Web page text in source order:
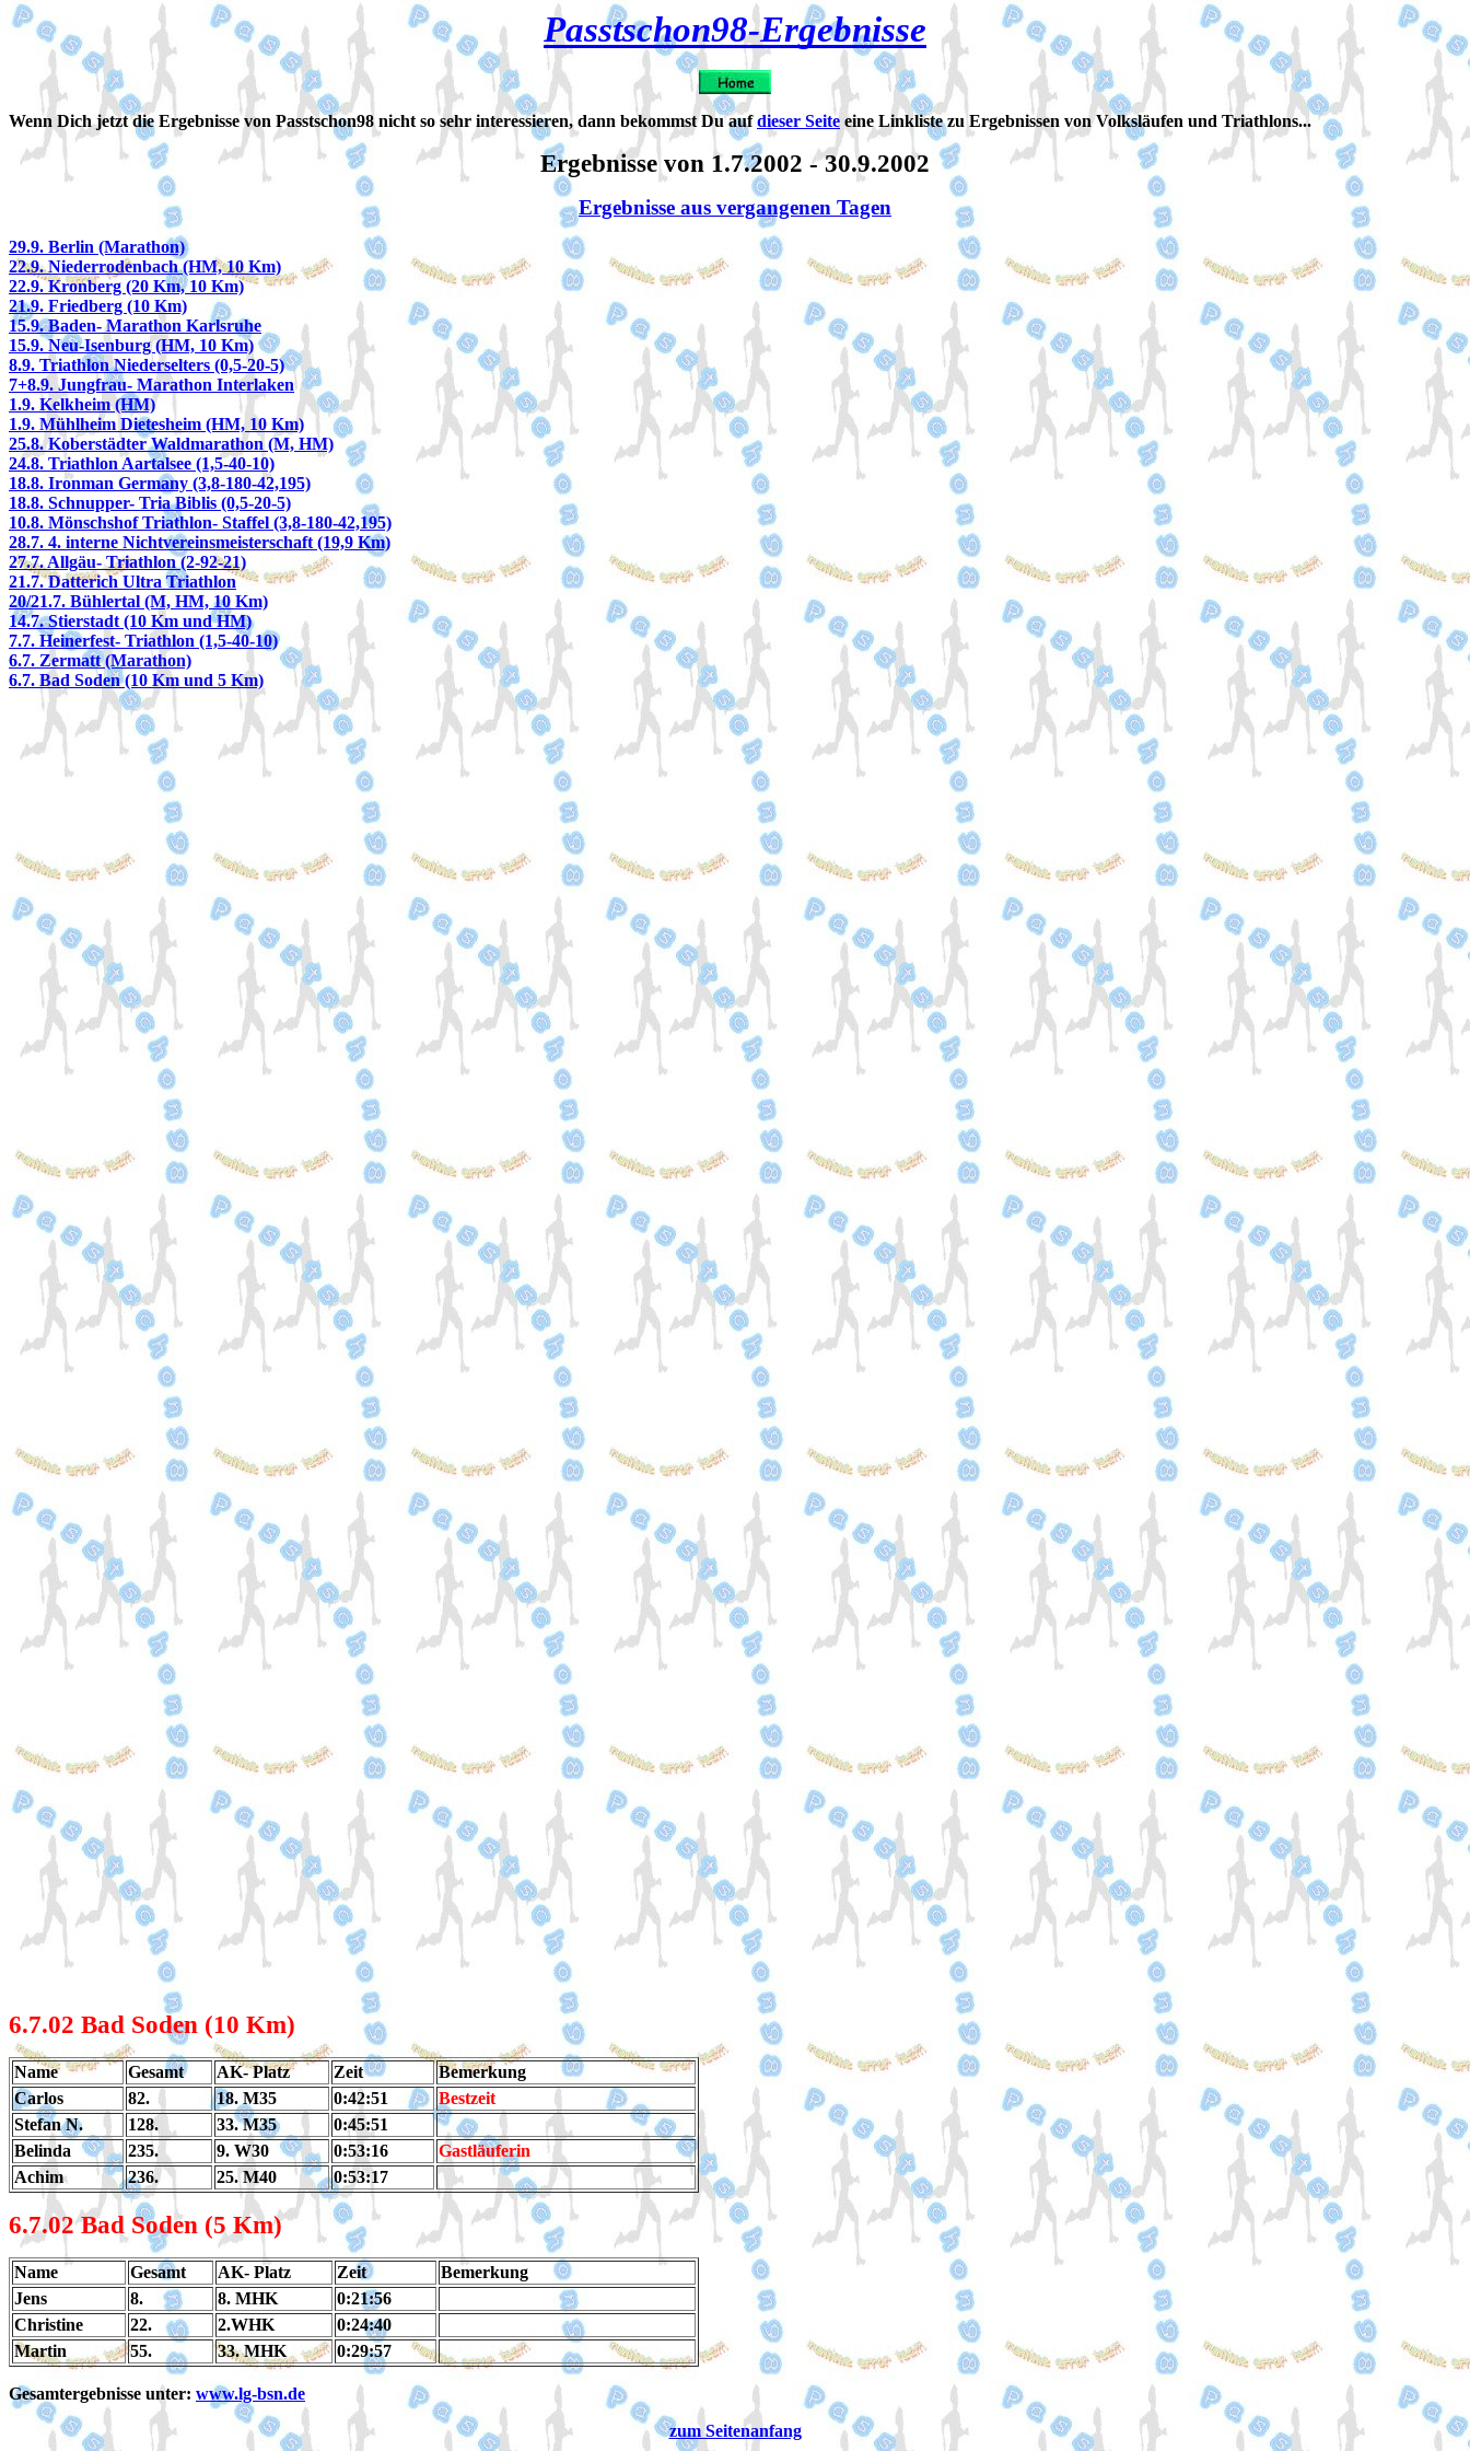
Passtschon98-Ergebnisse
Wenn Dich jetzt die Ergebnisse von Passtschon98 nicht so sehr interessieren, dann bekommst Du aufdieser Seite eine Linkliste zu Ergebnissen von Volksläufen und Triathlons...
Ergebnisse von 1.7.2002 - 30.9.2002
Ergebnisse aus vergangenen Tagen
29.9. Berlin (Marathon)
22.9. Niederrodenbach (HM, 10 Km)
22.9. Kronberg (20 Km, 10 Km)
21.9. Friedberg (10 Km)
15.9. Baden- Marathon Karlsruhe
15.9. Neu-Isenburg (HM, 10 Km)
8.9. Triathlon Niederselters (0,5-20-5)
7+8.9. Jungfrau- Marathon Interlaken
1.9. Kelkheim (HM)
1.9. Mühlheim Dietesheim (HM, 10 Km)
25.8. Koberstädter Waldmarathon (M, HM)
24.8. Triathlon Aartalsee (1,5-40-10)
18.8. Ironman Germany (3,8-180-42,195)
18.8. Schnupper- Tria Biblis (0,5-20-5)
10.8. Mönschshof Triathlon- Staffel (3,8-180-42,195)
28.7. 4. interne Nichtvereinsmeisterschaft (19,9 Km)
27.7. Allgäu- Triathlon (2-92-21)
21.7. Datterich Ultra Triathlon
20/21.7. Bühlertal (M, HM, 10 Km)
14.7. Stierstadt (10 Km und HM)
7.7. Heinerfest- Triathlon (1,5-40-10)
6.7. Zermatt (Marathon)
6.7. Bad Soden (10 Km und 5 Km)
6.7.02 Bad Soden (10 Km)
Name Gesamt AK- Platz Zeit
Bemerkung
Carlos
82. 18. M35 0:42:51
Bestzeit
Stefan N.
128. 33. M35
0:45:51
Belinda
235. 9. W30 0:53:16
Gastläuferin
Achim
236. 25. M40 0:53:17
6.7.02 Bad Soden (5 Km)
Name Gesamt AK- Platz Zeit
Bemerkung
Jens
8. 8. MHK
0:21:56
Christine
22. 2.WHK
0:24:40
Martin
55. 33. MHK 0:29:57
Gesamtergebnisse unter: www.lg-bsn.de
zum Seitenanfang